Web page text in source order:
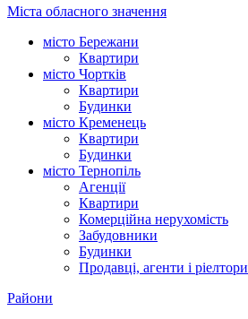
Міста обласного значення
місто Бережани
Квартири
місто Чортків
Квартири
Будинки
місто Кременець
Квартири
Будинки
місто Тернопіль
Агенції
Квартири
Комерційна нерухомість
Забудовники
Будинки
Продавці, агенти і ріелтори
Райони